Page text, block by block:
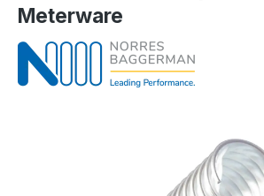
Meterware